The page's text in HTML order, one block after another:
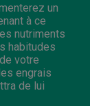
un
à ce
nutriments
habitudes
votre
engrais
de lui